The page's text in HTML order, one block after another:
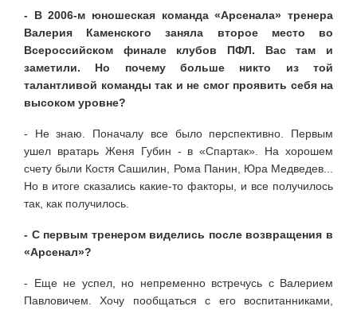
- В 2006-м юношеская команда «Арсенала» тренера
Валерия Каменского заняла второе место во
Всероссийском финале клубов ПФЛ. Вас там и
заметили. Но почему больше никто из той
талантливой команды так и не смог проявить себя на
высоком уровне?
- Не знаю. Поначалу все было перспективно. Первым
ушел вратарь Женя Губин - в «Спартак». На хорошем
счету были Костя Сашилин, Рома Панин, Юра Медведев...
Но в итоге сказались какие-то факторы, и все получилось
так, как получилось.
- С первым тренером виделись после возвращения в
«Арсенал»?
- Еще не успел, но непременно встречусь с Валерием
Павловичем. Хочу пообщаться с его воспитанниками,